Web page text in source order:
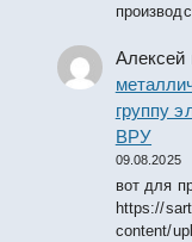
Алексей
группу
ВРУ
09.08.2025
вот для
https://
content/